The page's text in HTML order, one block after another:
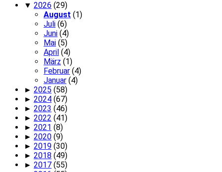
▼ 2026 (29)
August (1)
Juli (6)
Juni (4)
Mai (5)
April (4)
März (1)
Februar (4)
Januar (4)
► 2025 (58)
► 2024 (67)
► 2023 (46)
► 2022 (41)
► 2021 (8)
► 2020 (9)
► 2019 (30)
► 2018 (49)
► 2017 (55)